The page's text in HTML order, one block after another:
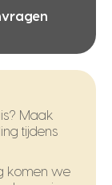
Maak
tijdens
komen we